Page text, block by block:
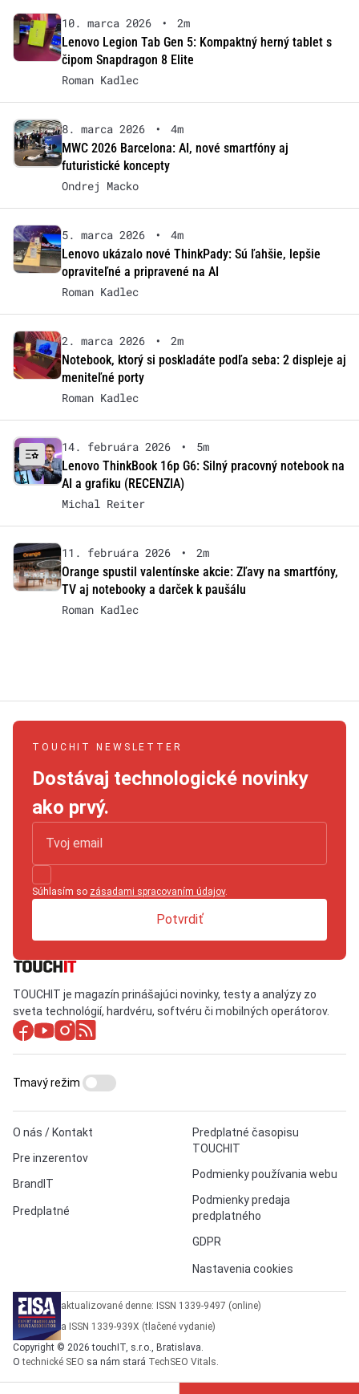
10. marca 2026 •
2m
Lenovo Legion Tab Gen 5: Kompaktný herný tablet s
čipom Snapdragon 8 Elite
Roman Kadlec
8. marca 2026 •
4m
MWC 2026 Barcelona: AI, nové smartfóny aj
futuristické koncepty
Ondrej Macko
5. marca 2026 •
4m
Lenovo ukázalo nové ThinkPady: Sú ľahšie, lepšie
opraviteľné a pripravené na AI
Roman Kadlec
2. marca 2026 •
2m
Notebook, ktorý si poskladáte podľa seba: 2 displeje aj
meniteľné porty
Roman Kadlec
14. februára 2026 •
5m
Lenovo ThinkBook 16p G6: Silný pracovný notebook na
AI a grafiku (RECENZIA)
Michal Reiter
11. februára 2026 •
2m
Orange spustil valentínske akcie: Zľavy na smartfóny,
TV aj notebooky a darček k paušálu
Roman Kadlec
TOUCHIT NEWSLETTER
Dostávaj technologické novinky
ako prvý.
Súhlasím so zásadami spracovaním údajov.
Potvrdiť
TOUCHIT je magazín prinášajúci novinky, testy a analýzy zo
sveta technológií, hardvéru, softvéru či mobilných operátorov.
O nás / Kontakt
Pre inzerentov
BrandIT
Predplatné
Predplatné časopisu
TOUCHIT
Podmienky používania webu
Podmienky predaja
predplatného
GDPR
Nastavenia cookies
Tmavý režim
aktualizované denne: ISSN 1339-9497 (online)
a ISSN 1339-939X (tlačené vydanie)
Copyright © 2026 touchIT, s.r.o., Bratislava.
Otechnické SEO sa nám stará TechSEO Vitals.